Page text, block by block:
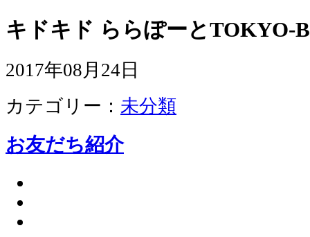
キドキド ららぽーとTOKYO-
2017年08月24日
カテゴリー： 未分類
お友だち紹介